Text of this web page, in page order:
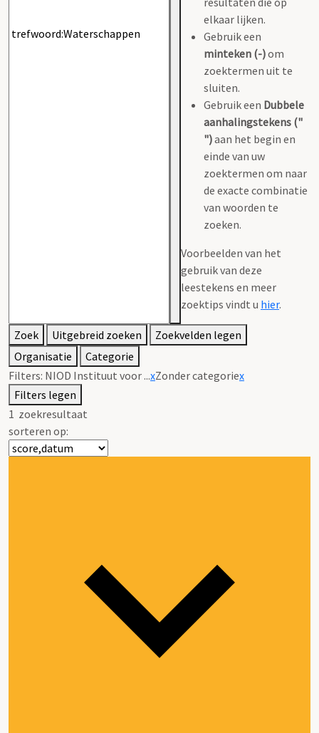
elkaar lijken.
Gebruik een
minteken (-)om
zoektermen uit te
sluiten.
Gebruik een Dubbele
aanhalingstekens ("
")aan het begin en
einde van uw
zoektermen om naar
de exacte combinatie
van woorden te
zoeken.
Voorbeelden van het
gebruik van deze
leestekens en meer
zoektips vindt u hier.
Zoek Uitgebreid zoeken
Zoekvelden legen
Organisatie
Categorie
Filters: NIOD Instituut voor ...xZonder categoriex
Filters legen
1 zoekresultaat
sorteren op: